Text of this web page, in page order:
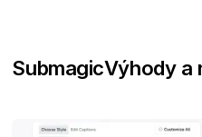
SubmagicVýhody a